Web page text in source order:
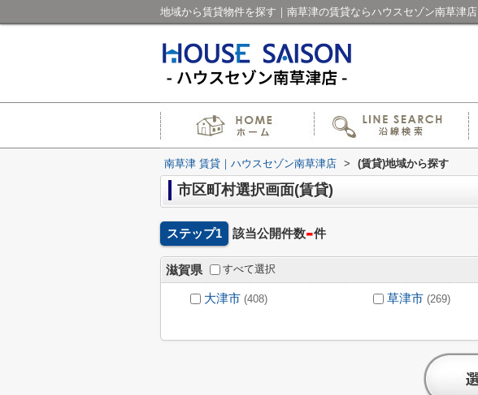
地域から賃貸物件を探す｜南草津の賃貸ならハウスセゾン南草津店
南草津 賃貸｜ハウスセゾン南草津店 > (賃貸)地域から探す
市区町村選択画面(賃貸)
ステップ1 該当公開件数-件
滋賀県 すべて選択
大津市 (408) 草津市 (269)